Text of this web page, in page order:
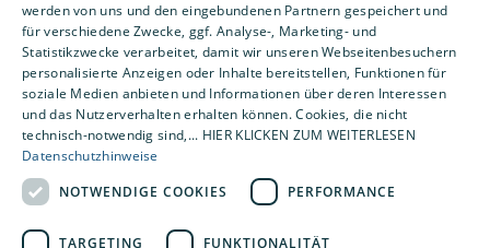
Um externe HTML-Inhalte anzuzeigen, benötigen
wir Ihre Einwilligung.
Weitere Informationen finden Sie in unserer
Datenschutzerklärung.
Cookie-Einstellungen öffnen
werden von uns und den eingebundenen Partnern gespeichert und
für verschiedene Zwecke, ggf. Analyse-, Marketing- und
Statistikzwecke verarbeitet, damit wir unseren Webseitenbesuchern
personalisierte Anzeigen oder Inhalte bereitstellen, Funktionen für
soziale Medien anbieten und Informationen über deren Interessen
und das Nutzerverhalten erhalten können. Cookies, die nicht
technisch-notwendig sind,... HIER KLICKEN ZUM WEITERLESEN
Datenschutzhinweise
NOTWENDIGE COOKIES
PERFORMANCE
TARGETING FUNKTIONALITÄT